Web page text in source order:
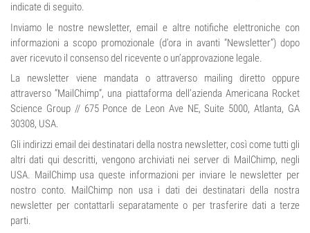
indicate di seguito.
Inviamo le nostre newsletter, email e altre notifiche elettroniche con
informazioni a scopo promozionale (d’ora in avanti “Newsletter”) dopo
aver ricevuto il consenso del ricevente o un’approvazione legale.
La newsletter viene mandata o attraverso mailing diretto oppure
attraverso “MailChimp”, una piattaforma dell’azienda Americana Rocket
Science Group // 675 Ponce de Leon Ave NE, Suite 5000, Atlanta, GA
30308, USA.
Gli indirizzi email dei destinatari della nostra newsletter, così come tutti gli
altri dati qui descritti, vengono archiviati nei server di MailChimp, negli
USA. MailChimp usa queste informazioni per inviare le newsletter per
nostro conto. MailChimp non usa i dati dei destinatari della nostra
newsletter per contattarli separatamente o per trasferire dati a terze
parti.